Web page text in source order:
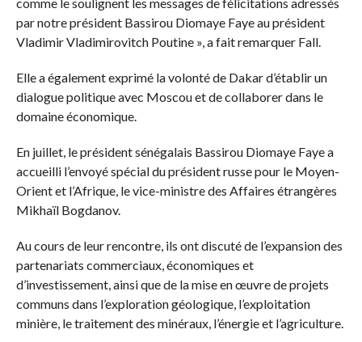
par notre président Bassirou Diomaye Faye au président
Vladimir Vladimirovitch Poutine », a fait remarquer Fall.
Elle a également exprimé la volonté de Dakar d’établir un
dialogue politique avec Moscou et de collaborer dans le
domaine économique.
En juillet, le président sénégalais Bassirou Diomaye Faye a
accueilli l’envoyé spécial du président russe pour le Moyen-
Orient et l’Afrique, le vice-ministre des Affaires étrangères
Mikhaïl Bogdanov.
Au cours de leur rencontre, ils ont discuté de l’expansion des
partenariats commerciaux, économiques et
d’investissement, ainsi que de la mise en œuvre de projets
communs dans l’exploration géologique, l’exploitation
minière, le traitement des minéraux, l’énergie et l’agriculture.